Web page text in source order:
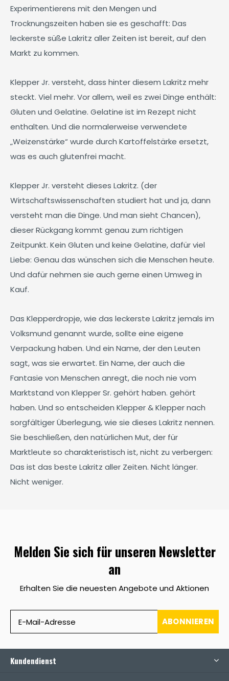
Experimentierens mit den Mengen und
Trocknungszeiten haben sie es geschafft: Das
leckerste süße Lakritz aller Zeiten ist bereit, auf den
Markt zu kommen.
Klepper Jr. versteht, dass hinter diesem Lakritz mehr
steckt. Viel mehr. Vor allem, weil es zwei Dinge enthält:
Gluten und Gelatine. Gelatine ist im Rezept nicht
enthalten. Und die normalerweise verwendete
„Weizenstärke“ wurde durch Kartoffelstärke ersetzt,
was es auch glutenfrei macht.
Klepper Jr. versteht dieses Lakritz. (der
Wirtschaftswissenschaften studiert hat und ja, dann
versteht man die Dinge. Und man sieht Chancen),
dieser Rückgang kommt genau zum richtigen
Zeitpunkt. Kein Gluten und keine Gelatine, dafür viel
Liebe: Genau das wünschen sich die Menschen heute.
Und dafür nehmen sie auch gerne einen Umweg in
Kauf.
Das Klepperdropje, wie das leckerste Lakritz jemals im
Volksmund genannt wurde, sollte eine eigene
Verpackung haben. Und ein Name, der den Leuten
sagt, was sie erwartet. Ein Name, der auch die
Fantasie von Menschen anregt, die noch nie vom
Marktstand von Klepper Sr. gehört haben. gehört
haben. Und so entscheiden Klepper & Klepper nach
sorgfältiger Überlegung, wie sie dieses Lakritz nennen.
Sie beschließen, den natürlichen Mut, der für
Marktleute so charakteristisch ist, nicht zu verbergen:
Das ist das beste Lakritz aller Zeiten. Nicht länger.
Nicht weniger.
Melden Sie sich für unseren Newsletter
an
Erhalten Sie die neuesten Angebote und Aktionen
ABONNIEREN
Kundendienst